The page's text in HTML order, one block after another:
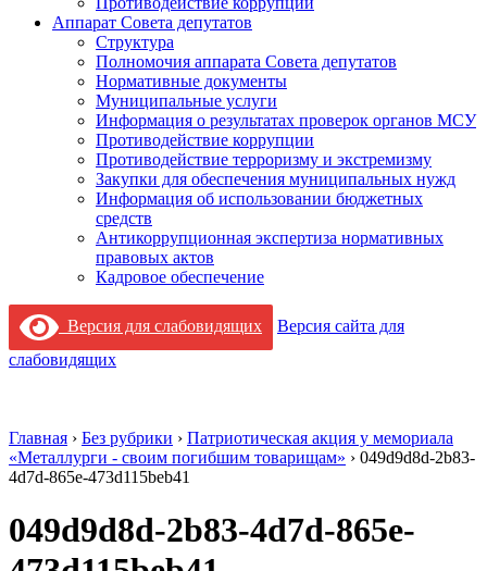
Аппарат Совета депутатов
Структура
Полномочия аппарата Совета депутатов
Нормативные документы
Муниципальные услуги
Информация о результатах проверок органов МСУ
Противодействие коррупции
Противодействие терроризму и экстремизму
Закупки для обеспечения муниципальных нужд
Информация об использовании бюджетных
средств
Антикоррупционная экспертиза нормативных
правовых актов
Кадровое обеспечение
Версия для слабовидящих
Версия сайта для
слабовидящих
Главная › Без рубрики › Патриотическая акция у мемориала
«Металлурги - своим погибшим товарищам» › 049d9d8d-2b83-
4d7d-865e-473d115beb41
049d9d8d-2b83-4d7d-865e-